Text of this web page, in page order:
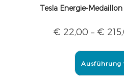
Tesla Energie-
€ 22,00 – €
Ausführung